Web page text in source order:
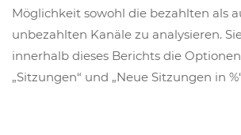
Möglichkeit sowohl die bezahlten als
unbezahlten Kanäle zu analysieren.
innerhalb dieses Berichts die Optionen
„Sitzungen“ und „Neue Sitzungen in